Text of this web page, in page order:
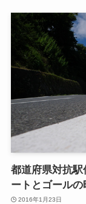
都道府県対抗
ートとゴール
2016年1月23日